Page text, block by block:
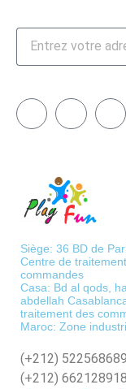
Siège: 36 BD de
Centre de
commandes
Casa: Bd al qods,
abdellah
traitement des
Maroc: Zone
(+212) 522568689
(+212) 662128918